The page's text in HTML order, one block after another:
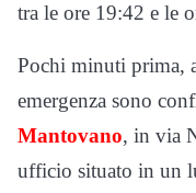
tra le ore 19:42 e le
Pochi minuti prima,
emergenza sono
Mantovano, in via
ufficio situato in un